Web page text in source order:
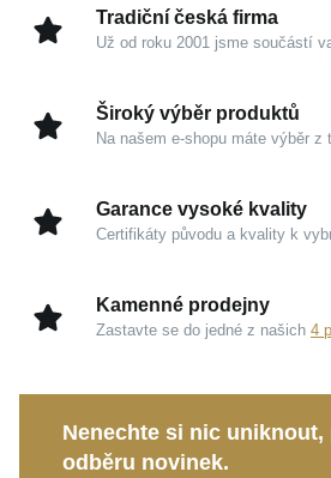
Kouzlo v detailech
okouzlujícím hřejivým odstínem
Minimalistická čistota:
Značka MOISS: Spojení
Ať už tentoMOISS řetízek ze
pro jemné prozáření běžného
Tradiční česká firma
Už od roku 2001 jsme součástí
Široký výběr produktů
Na našem e-shopu máte výběr z
Garance vysoké kvality
Certifikáty původu a kvality k
Kamenné prodejny
Zastavte se do jedné z našich 4
Nenechte si nic
odběru novinek.